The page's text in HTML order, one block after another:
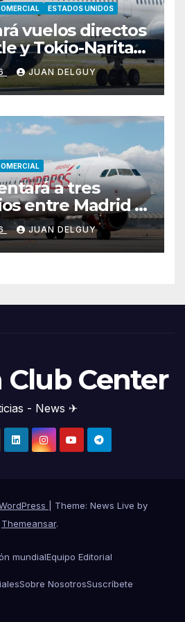
ESTADOS UNIDOS
vuelos directos
y Tokio-Narita
de 2027
JUAN DELGUY
a tres
entre Madrid y
el invierno
JUAN DELGUY
Center
- News ✈
Theme: News Live by
Themeansar.
mundialEquipo Editorial
Sobre NosotrosSuscríbete